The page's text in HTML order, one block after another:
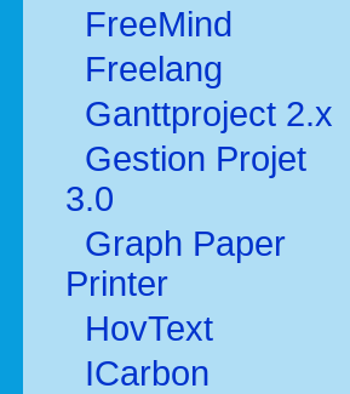
FreeMind
Freelang
Ganttproject 2.x
Gestion Projet
3.0
Graph Paper
Printer
HovText
ICarbon